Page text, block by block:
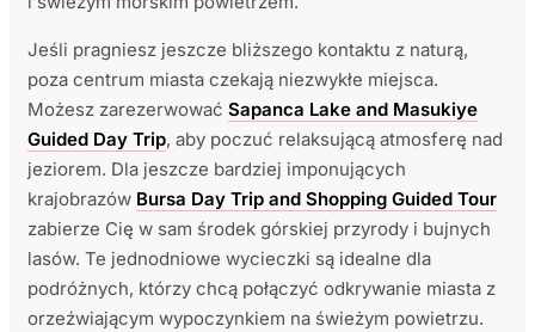
Jeśli pragniesz jeszcze bliższego kontaktu z naturą,
poza centrum miasta czekają niezwykłe miejsca.
Możesz zarezerwować Sapanca Lake and Masukiye
Guided Day Trip, aby poczuć relaksującą atmosferę nad
jeziorem. Dla jeszcze bardziej imponujących
krajobrazów Bursa Day Trip and Shopping Guided Tour
zabierze Cię w sam środek górskiej przyrody i bujnych
lasów. Te jednodniowe wycieczki są idealne dla
podróżnych, którzy chcą połączyć odkrywanie miasta z
orzeźwiającym wypoczynkiem na świeżym powietrzu.